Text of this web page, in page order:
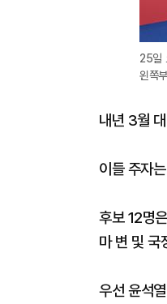
25일
왼쪽
내년 3월
이들 주자
후보 12명
마 변 및 국
우선 윤석